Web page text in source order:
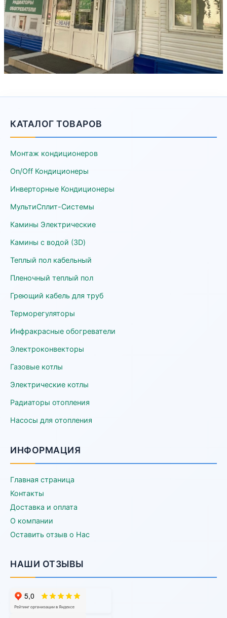
КАТАЛОГ ТОВАРОВ
Монтаж кондиционеров
On/Off Кондиционеры
Инверторные Кондиционеры
МультиСплит-Системы
Камины Электрические
Камины с водой (3D)
Теплый пол кабельный
Пленочный теплый пол
Греющий кабель для труб
Терморегуляторы
Инфракрасные обогреватели
Электроконвекторы
Газовые котлы
Электрические котлы
Радиаторы отопления
Насосы для отопления
ИНФОРМАЦИЯ
Главная страница
Контакты
Доставка и оплата
О компании
Оставить отзыв о Нас
НАШИ ОТЗЫВЫ